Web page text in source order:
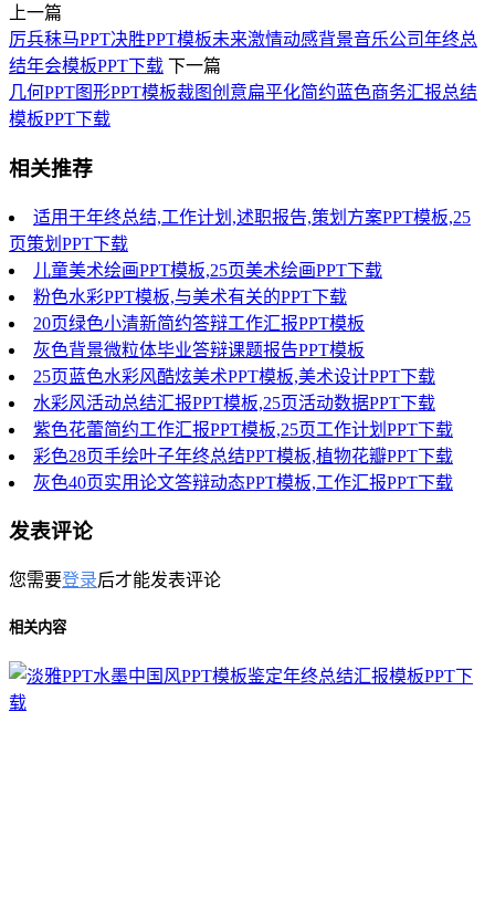
上一篇
厉兵秣马PPT决胜PPT模板未来激情动感背景音乐公司年终总
结年会模板PPT下载 下一篇
几何PPT图形PPT模板裁图创意扁平化简约蓝色商务汇报总结
模板PPT下载
相关推荐
适用于年终总结,工作计划,述职报告,策划方案PPT模板,25
页策划PPT下载
儿童美术绘画PPT模板,25页美术绘画PPT下载
粉色水彩PPT模板,与美术有关的PPT下载
20页绿色小清新简约答辩工作汇报PPT模板
灰色背景微粒体毕业答辩课题报告PPT模板
25页蓝色水彩风酷炫美术PPT模板,美术设计PPT下载
水彩风活动总结汇报PPT模板,25页活动数据PPT下载
紫色花蕾简约工作汇报PPT模板,25页工作计划PPT下载
彩色28页手绘叶子年终总结PPT模板,植物花瓣PPT下载
灰色40页实用论文答辩动态PPT模板,工作汇报PPT下载
发表评论
您需要登录后才能发表评论
相关内容